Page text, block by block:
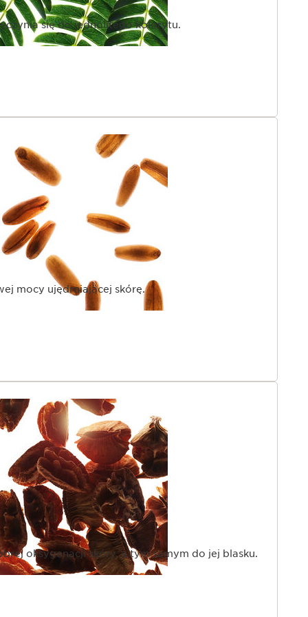
się do jednolitego kolorytu.
mocy ujędrniającej skórę.
oksygenacji skóry, a tym samym do jej blasku.